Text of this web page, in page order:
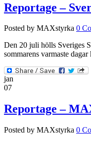
Reportage –
Posted by MAXstyrka 0
Den 20 juli hölls Sveriges
sommarens varmaste
jan
07
Reportage –
Posted by MAXstyrka 0